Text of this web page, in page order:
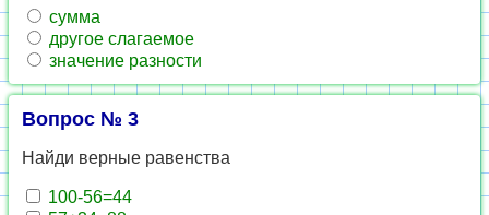
сумма
другое слагаемое
значение разности
Вопрос № 3
Найди верные равенства
100-56=44